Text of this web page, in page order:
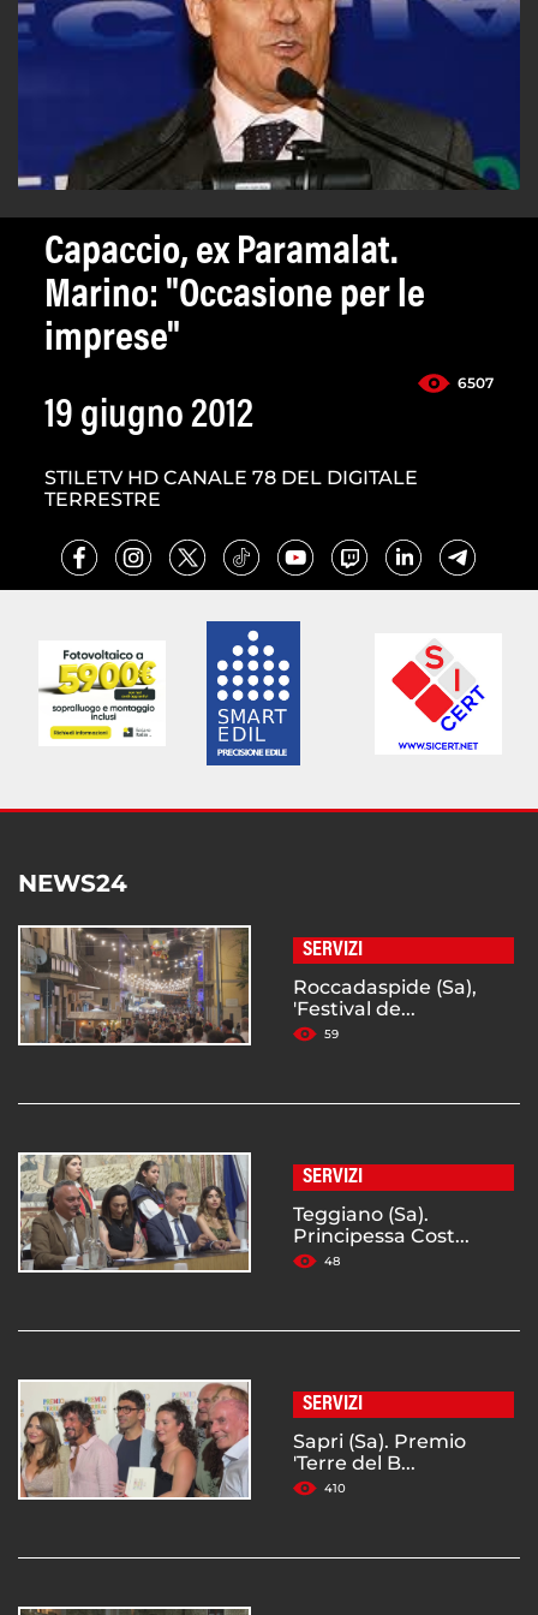
Capaccio, ex Paramalat.
Marino: "Occasione per le
imprese"
6507
19 giugno 2012
STILETV HD CANALE 78 DEL DIGITALE
TERRESTRE
NEWS24
SERVIZI
Roccadaspide (Sa),
'Festival de...
59
SERVIZI
Teggiano (Sa).
Principessa Cost...
48
SERVIZI
Sapri (Sa). Premio
'Terre del B...
410